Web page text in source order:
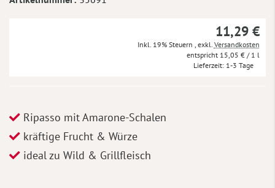
11,29 €
Inkl. 19% Steuern exkl. Versandkosten
15,05 € / 1 l
Lieferzeit 1-3 Tage
Ripasso mit Amarone-Schalen
kräftige Frucht & Würze
ideal zu Wild & Grillfleisch